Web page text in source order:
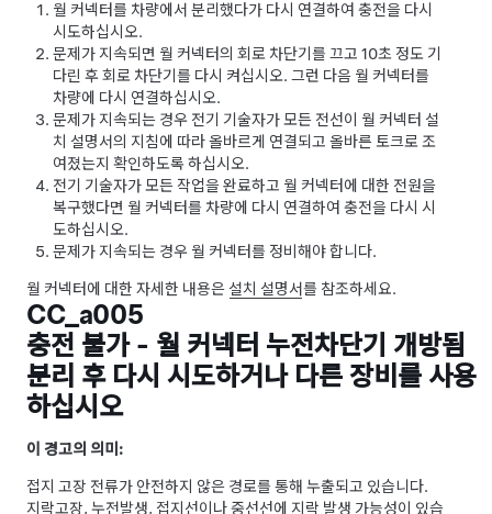
월 커넥터를 차량에서 분리했다가 다시 연결하여 충전을 다시
시도하십시오.
문제가 지속되면 월 커넥터의 회로 차단기를 끄고 10초 정도 기
다린 후 회로 차단기를 다시 켜십시오. 그런 다음 월 커넥터를
차량에 다시 연결하십시오.
문제가 지속되는 경우 전기 기술자가 모든 전선이 월 커넥터 설
치 설명서의 지침에 따라 올바르게 연결되고 올바른 토크로 조
여졌는지 확인하도록 하십시오.
전기 기술자가 모든 작업을 완료하고 월 커넥터에 대한 전원을
복구했다면 월 커넥터를 차량에 다시 연결하여 충전을 다시 시
도하십시오.
문제가 지속되는 경우 월 커넥터를 정비해야 합니다.
월 커넥터에 대한 자세한 내용은 설치 설명서를 참조하세요.
CC_a005
충전 불가 - 월 커넥터 누전차단기 개방됨
분리 후 다시 시도하거나 다른 장비를 사용
하십시오
이 경고의 의미:
접지 고장 전류가 안전하지 않은 경로를 통해 누출되고 있습니다.
지락고장, 누전발생, 접지선이나 중선선에 지락 발생 가능성이 있습